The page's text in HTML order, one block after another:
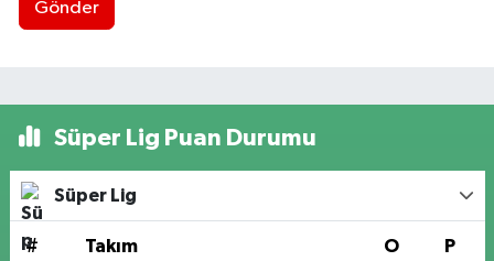
Gönder
Süper Lig Puan Durumu
Süper Lig
# Takım O P